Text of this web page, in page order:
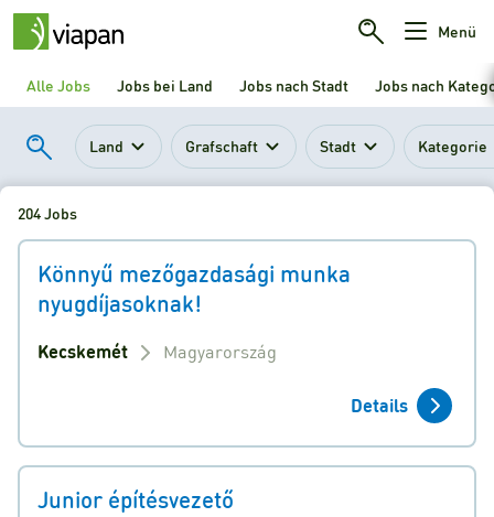
Menü
Alle Jobs Jobs bei Land Jobs nach Stadt Jobs nach
Land Grafschaft Stadt Kategorie
204 Jobs
Könnyű mezőgazdasági munka
nyugdíjasoknak!
Kecskemét Magyarország
Details
Junior építésvezető